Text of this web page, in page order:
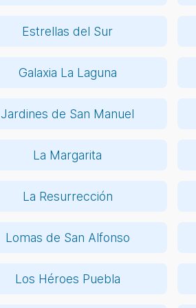
Estrellas del Sur
Galaxia La Laguna
Jardines de San Manuel
La Margarita
La Resurrección
Lomas de San Alfonso
Los Héroes Puebla